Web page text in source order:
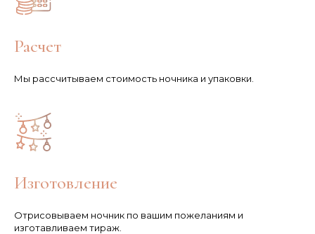
Расчет
Мы рассчитываем стоимость ночника и упаковки.
Изготовление
Отрисовываем ночник по вашим пожеланиям и
изготавливаем тираж.